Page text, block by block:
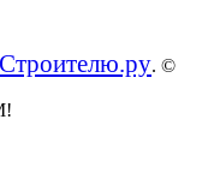
. ©